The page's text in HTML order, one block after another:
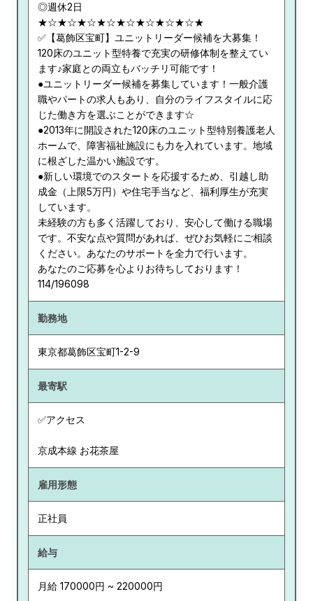
◎週休2日
★☆★☆★☆★☆★☆★☆★☆★☆★
✅【葛飾区宝町】ユニットリーダー候補を大募集！
120床のユニット型特養で充実の研修体制を整えてい
ます♪家庭との両立もバッチリ可能です！
●ユニットリーダー候補を募集しています！一般介護
職やパートの求人もあり、自分のライフスタイルに応
じた働き方を選ぶことができます☆
●2013年に開設された120床のユニット型特別養護老人
ホームで、障害福祉施設にも力を入れています。地域
に根ざした温かい施設です。
●新しい環境でのスタートを応援するため、引越し助
成金（上限5万円）や住宅手当など、福利厚生が充実
しています。
未経験の方も多く活躍しており、安心して働ける職場
です。不安な点や質問があれば、ぜひお気軽にご相談
ください。あなたのサポートを全力で行います。
あなたのご応募を心よりお待ちしております！
114/196098
勤務地
東京都葛飾区宝町1-2-9
最寄駅
✅アクセス
京成本線 お花茶屋
雇用形態
正社員
給与
月給 170000円 ~ 220000円